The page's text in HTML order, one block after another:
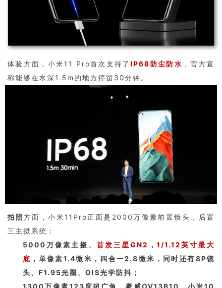
体验方面，小米11 Pro首次支持了IP68防尘防水 ，官方宣
称能够在水深1.5m的地方停留30分钟。
拍照 方面，小米11Pro正面是2000万像素前置镜头，后置
三主摄系统：
5000万像素主摄、首发三星GN2，1/1.12英寸最大
底 ，单像素1.4微米，四合一2.8微米，同时还有8P镜
头、F1.95光圈、OIS光学防抖；